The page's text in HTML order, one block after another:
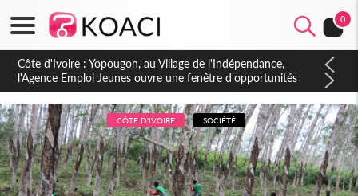
0
Côte d'Ivoire : CHU de Treichville, après la fronde, les agents
contractuels obtiennent un accord avec la direction sur les
arriérés du SMIG 2023
CÔTE D'IVOIRE SOCIÉTÉ